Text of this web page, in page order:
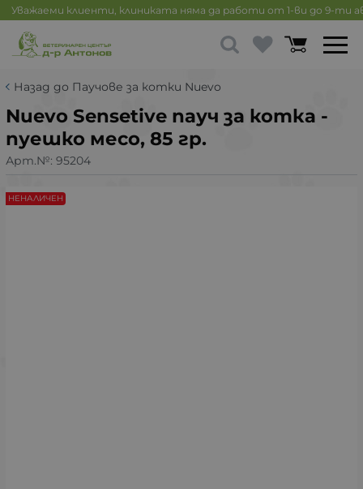
Уважаеми клиенти, клиниката няма да работи от 1-ви до 9-ти
Назад до Паучове за котки Nuevo
Nuevo Sensetive пауч за котка -
пуешко месо, 85 гр.
Арт.№: 95204
НЕНАЛИЧЕН